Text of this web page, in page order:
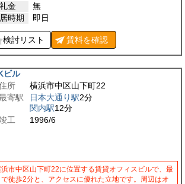
礼金
無
時期
即日
検討リスト 賃料を確認
ビル
所
横浜市中区山下町22
寄駅
日本大通り駅2分
関内駅12分
工
1996/6
市中区山下町22に位置する賃貸オフィスビルで、最
徒歩2分と、アクセスに優れた立地です。周辺はオ